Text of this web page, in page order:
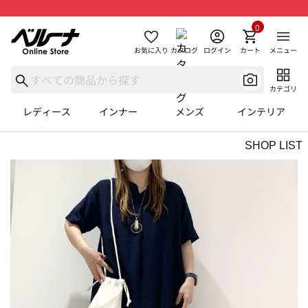
お気に入り カタログ ログイン カート
0
メニュー
カテゴリ
レディース インナー メンズ インテリア
SHOP LIST